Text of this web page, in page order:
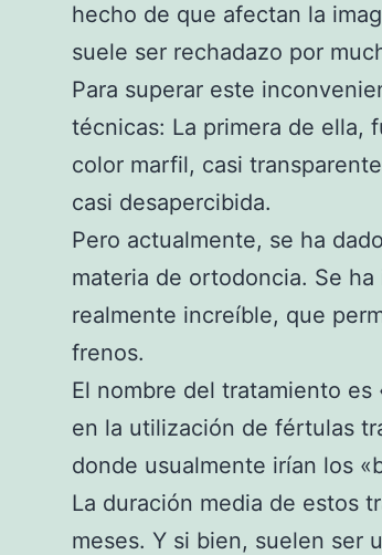
hecho de que afectan la
suele ser rechadazo por
Para superar este
técnicas: La primera de ella,
color marfil, casi
casi desapercibida.
Pero actualmente, se ha
materia de ortodoncia. Se
realmente increíble, que
frenos.
El nombre del tratamiento
en la utilización de fértulas
donde usualmente irían los
La duración media de estos
meses. Y si bien, suelen ser